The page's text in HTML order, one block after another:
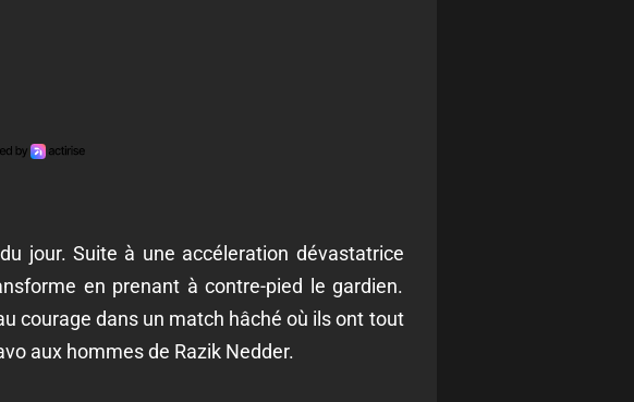
jour. Suite à une accéleration dévastatrice
en prenant à contre-pied le gardien.
courage dans un match hâché où ils ont tout
aux hommes de Razik Nedder.